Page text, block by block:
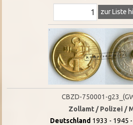
zur Liste
CBZD-750001-
Zollamt / Polizei /
Deutschland 1933 - 1945